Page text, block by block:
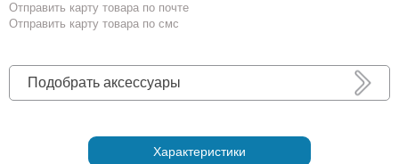
Отправить карту товара по почте
Отправить карту товара по смс
Подобрать аксессуары
Характеристики